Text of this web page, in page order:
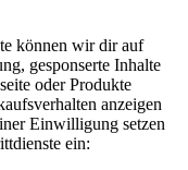
können wir dir auf
gesponserte Inhalte
oder Produkte
anzeigen
Einwilligung setzen
ein: